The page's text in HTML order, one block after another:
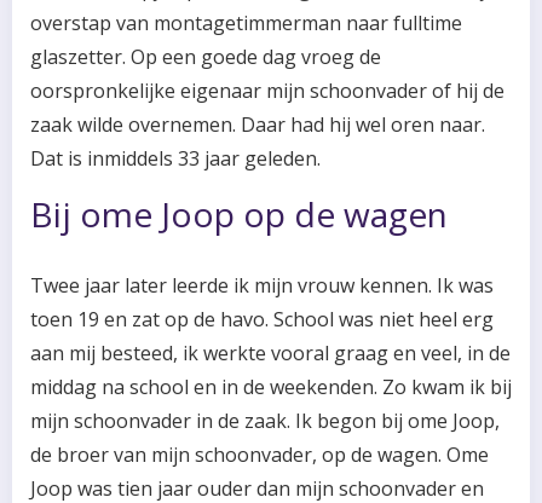
overstap van montagetimmerman naar fulltime
glaszetter. Op een goede dag vroeg de
oorspronkelijke eigenaar mijn schoonvader of hij de
zaak wilde overnemen. Daar had hij wel oren naar.
Dat is inmiddels 33 jaar geleden.
Bij ome Joop op de wagen
Twee jaar later leerde ik mijn vrouw kennen. Ik was
toen 19 en zat op de havo. School was niet heel erg
aan mij besteed, ik werkte vooral graag en veel, in de
middag na school en in de weekenden. Zo kwam ik bij
mijn schoonvader in de zaak. Ik begon bij ome Joop,
de broer van mijn schoonvader, op de wagen. Ome
Joop was tien jaar ouder dan mijn schoonvader en